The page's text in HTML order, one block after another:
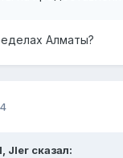
Алматы?
Jler сказал: